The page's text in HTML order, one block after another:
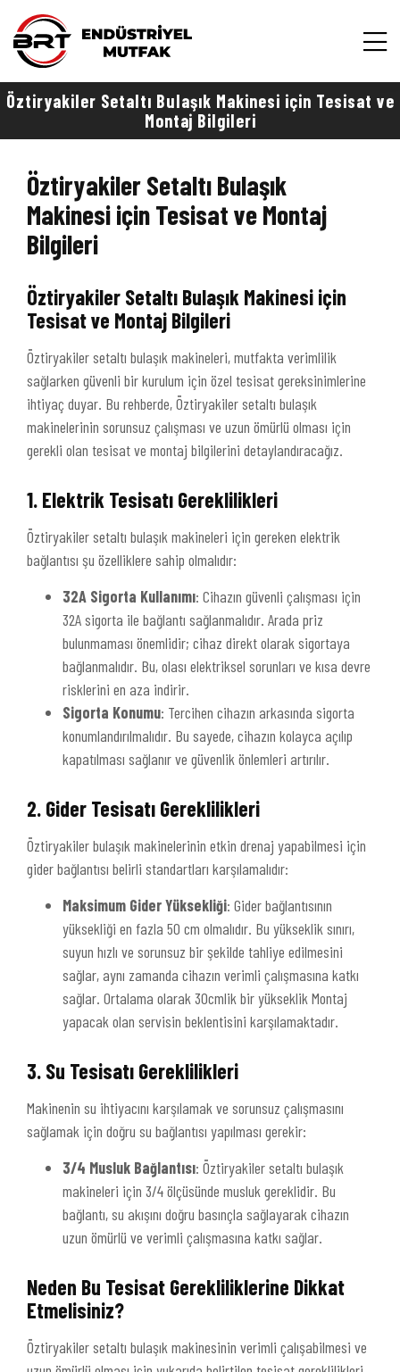
Öztiryakiler Setaltı Bulaşık Makinesi için Tesisat ve
Montaj Bilgileri
Öztiryakiler Setaltı Bulaşık
Makinesi için Tesisat ve Montaj
Bilgileri
Öztiryakiler Setaltı Bulaşık Makinesi için
Tesisat ve Montaj Bilgileri
Öztiryakiler setaltı bulaşık makineleri, mutfakta verimlilik
sağlarken güvenli bir kurulum için özel tesisat gereksinimlerine
ihtiyaç duyar. Bu rehberde, Öztiryakiler setaltı bulaşık
makinelerinin sorunsuz çalışması ve uzun ömürlü olması için
gerekli olan tesisat ve montaj bilgilerini detaylandıracağız.
1. Elektrik Tesisatı Gereklilikleri
Öztiryakiler setaltı bulaşık makineleri için gereken elektrik
bağlantısı şu özelliklere sahip olmalıdır:
32A Sigorta Kullanımı: Cihazın güvenli çalışması için
32A sigorta ile bağlantı sağlanmalıdır. Arada priz
bulunmaması önemlidir; cihaz direkt olarak sigortaya
bağlanmalıdır. Bu, olası elektriksel sorunları ve kısa devre
risklerini en aza indirir.
Sigorta Konumu: Tercihen cihazın arkasında sigorta
konumlandırılmalıdır. Bu sayede, cihazın kolayca açılıp
kapatılması sağlanır ve güvenlik önlemleri artırılır.
2. Gider Tesisatı Gereklilikleri
Öztiryakiler bulaşık makinelerinin etkin drenaj yapabilmesi için
gider bağlantısı belirli standartları karşılamalıdır:
Maksimum Gider Yüksekliği: Gider bağlantısının
yüksekliği en fazla 50 cm olmalıdır. Bu yükseklik sınırı,
suyun hızlı ve sorunsuz bir şekilde tahliye edilmesini
sağlar, aynı zamanda cihazın verimli çalışmasına katkı
sağlar. Ortalama olarak 30cmlik bir yükseklik Montaj
yapacak olan servisin beklentisini karşılamaktadır.
3. Su Tesisatı Gereklilikleri
Makinenin su ihtiyacını karşılamak ve sorunsuz çalışmasını
sağlamak için doğru su bağlantısı yapılması gerekir:
3/4 Musluk Bağlantısı: Öztiryakiler setaltı bulaşık
makineleri için 3/4 ölçüsünde musluk gereklidir. Bu
bağlantı, su akışını doğru basınçla sağlayarak cihazın
uzun ömürlü ve verimli çalışmasına katkı sağlar.
Neden Bu Tesisat Gerekliliklerine Dikkat
Etmelisiniz?
Öztiryakiler setaltı bulaşık makinesinin verimli çalışabilmesi ve